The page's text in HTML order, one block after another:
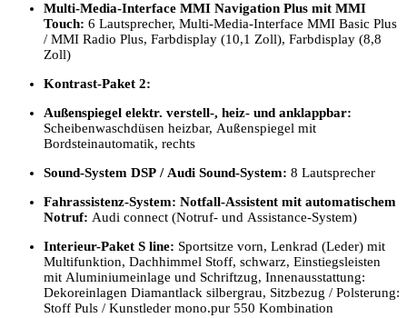
Multi-Media-Interface MMI Navigation Plus mit MMI
Touch: 6 Lautsprecher, Multi-Media-Interface MMI Basic Plus
/ MMI Radio Plus, Farbdisplay (10,1 Zoll), Farbdisplay (8,8
Zoll)
Kontrast-Paket 2:
Außenspiegel elektr. verstell-, heiz- und anklappbar:
Scheibenwaschdüsen heizbar, Außenspiegel mit
Bordsteinautomatik, rechts
Sound-System DSP / Audi Sound-System: 8 Lautsprecher
Fahrassistenz-System: Notfall-Assistent mit automatischem
Notruf: Audi connect (Notruf- und Assistance-System)
Interieur-Paket S line: Sportsitze vorn, Lenkrad (Leder) mit
Multifunktion, Dachhimmel Stoff, schwarz, Einstiegsleisten
mit Aluminiumeinlage und Schriftzug, Innenausstattung:
Dekoreinlagen Diamantlack silbergrau, Sitzbezug / Polsterung:
Stoff Puls / Kunstleder mono.pur 550 Kombination